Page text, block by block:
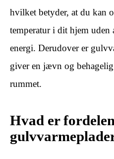
hvilket betyder, at du kan
temperatur i dit hjem uden
energi. Derudover er
giver en jævn og
rummet.
Hvad er